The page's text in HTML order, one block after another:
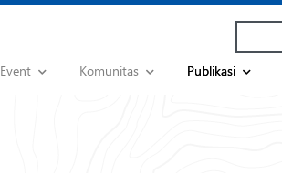
Event Komunitas Publikasi